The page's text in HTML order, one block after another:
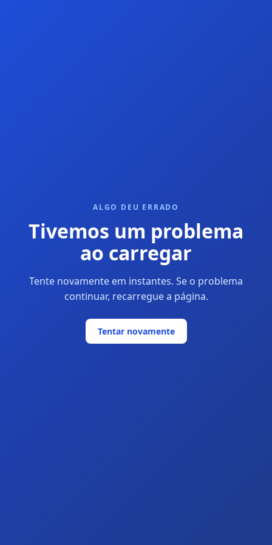
ALGO DEU ERRADO
Tivemos um problema
ao carregar
Tente novamente em instantes. Se o problema
continuar, recarregue a página.
Tentar novamente